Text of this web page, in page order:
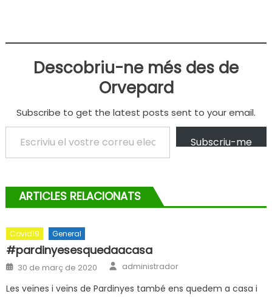
Descobriu-ne més des de
Orvepard
Subscribe to get the latest posts sent to your email.
Escriviu el vostre correu electrònic…
Subscriu-me
ARTICLES RELACIONATS
Covid19 General
#pardinyesesquedaacasa
Posted
on
30 de març de 2020 Author
administrador
Les veïnes i veïns de Pardinyes també ens quedem a casa i